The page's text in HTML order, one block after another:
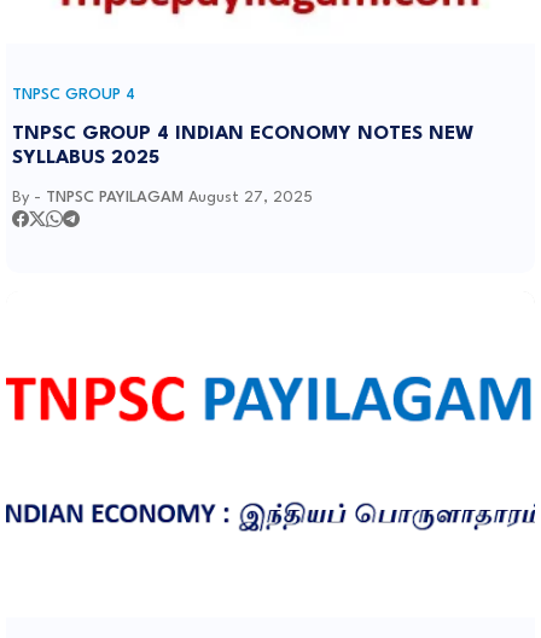
TNPSC GROUP 4
TNPSC GROUP 4 INDIAN ECONOMY NOTES NEW
SYLLABUS 2025
By - TNPSC PAYILAGAM August 27, 2025